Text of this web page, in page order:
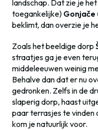
landschap. Dat zie je
toegankelijke)
beklimt, dan overzie je
Zoals het beeldige dorp
straatjes ga je even
middeleeuwen weinig
Behalve dan dat er nu
gedronken. Zelfs in de
slaperig dorp, haast
paar terrasjes te vinden
kom je natuurlijk voor.